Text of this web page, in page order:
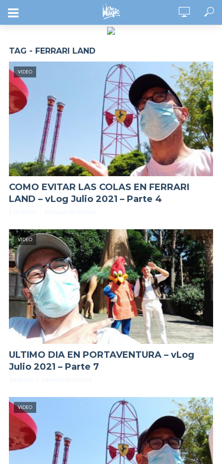
TAG - FERRARI LAND
VIDEO
COMO EVITAR LAS COLAS EN FERRARI
LAND – vLog Julio 2021 – Parte 4
VIDEO
ULTIMO DIA EN PORTAVENTURA – vLog
Julio 2021 – Parte 7
VIDEO